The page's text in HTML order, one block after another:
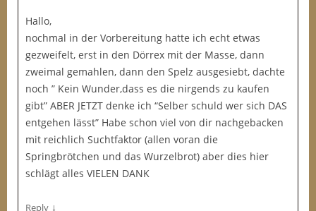
Hallo,
nochmal in der Vorbereitung hatte ich echt etwas
gezweifelt, erst in den Dörrex mit der Masse, dann
zweimal gemahlen, dann den Spelz ausgesiebt, dachte
noch ” Kein Wunder,dass es die nirgends zu kaufen
gibt” ABER JETZT denke ich “Selber schuld wer sich DAS
entgehen lässt” Habe schon viel von dir nachgebacken
mit reichlich Suchtfaktor (allen voran die
Springbrötchen und das Wurzelbrot) aber dies hier
schlägt alles VIELEN DANK
Reply ↓